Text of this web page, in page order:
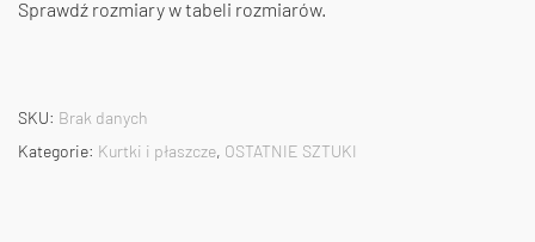
Sprawdź rozmiary w tabeli rozmiarów.
SKU: Brak danych
Kategorie: Kurtki i płaszcze, OSTATNIE SZTUKI